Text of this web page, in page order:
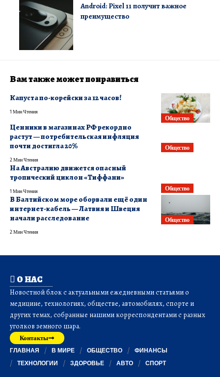
Android: Pixel 11 получит важное
преимущество
Вам также может понравиться
Общество
Капуста по-корейски за 12 часов!
1 Мин Чтения
Общество
​Ценники в магазинах РФ рекордно
растут — потребительская инфляция
почти достигла 20%
2 Мин Чтения
Общество
На Австралию движется опасный
тропический циклон «Тиффани»
1 Мин Чтения
Общество
В Балтийском море оборвали ещё один
интернет-кабель — Латвия и Швеция
начали расследование
2 Мин Чтения
О НАС
Новостной блок с актуальными ежедневными статьями о
медицине, технологиях, обществе, автомобилях, спорте и
других темах, собранные нашими корреспондентами с разных
уголков земного шара.
Контакты
ГЛАВНАЯ В МИРЕ ОБЩЕСТВО
ФИНАНСЫ
ТЕХНОЛОГИИ
ЗДОРОВЬЕ АВТО СПОРТ